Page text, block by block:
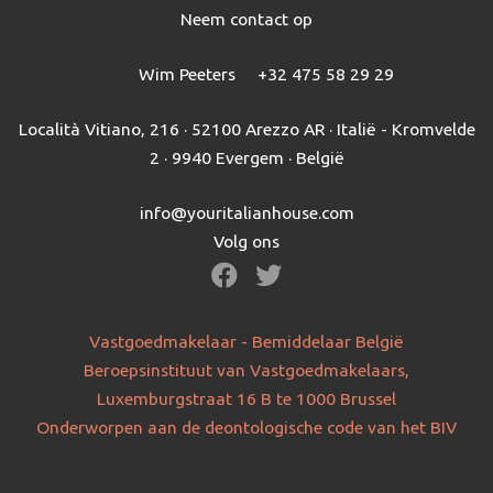
Neem contact op
Wim Peeters +32 475 58 29 29
Località Vitiano, 216 · 52100 Arezzo AR · Italië - Kromvelde
2 · 9940 Evergem · België
info@youritalianhouse.com
Volg ons
Vastgoedmakelaar - Bemiddelaar België
Beroepsinstituut van Vastgoedmakelaars,
Luxemburgstraat 16 B te 1000 Brussel
Onderworpen aan de deontologische code van het BIV